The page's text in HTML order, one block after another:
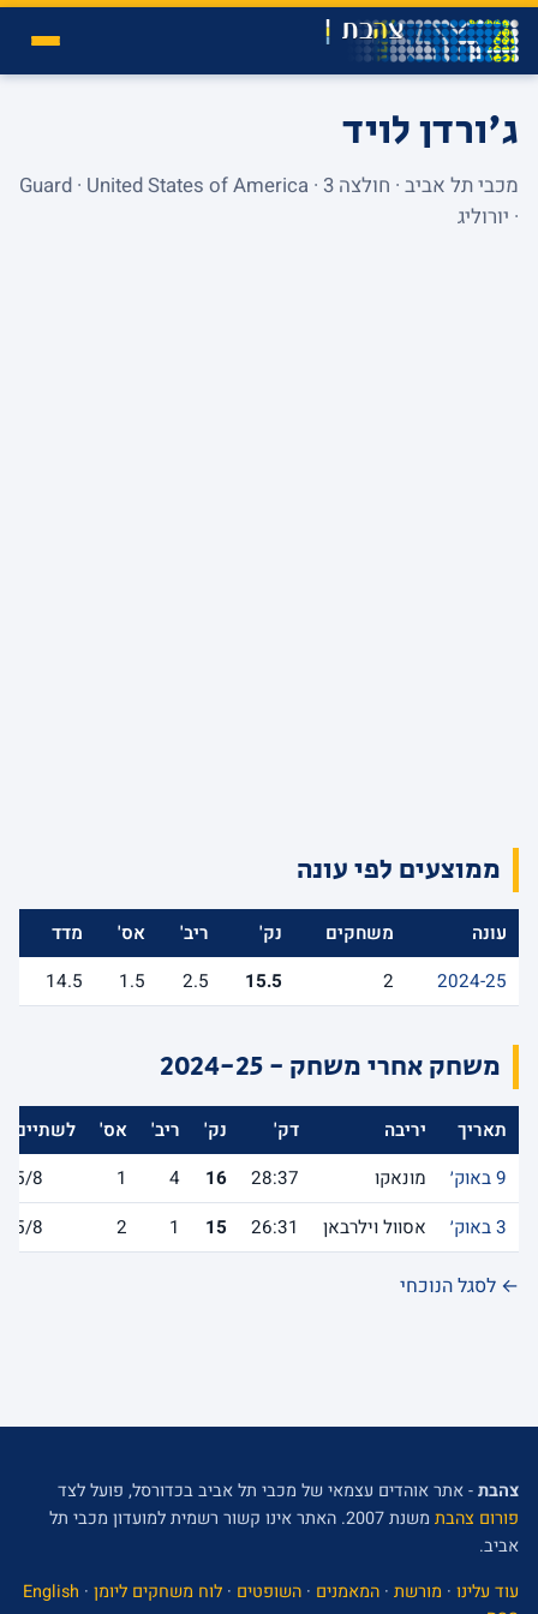
ג'ורדן לויד
מכבי תל אביב · חולצה 3 · Guard · United States of America
· יורוליג
ממוצעים לפי עונה
עונה משחקים נק' ריב' אס'
מדד
2024-25
2
15.5
2.5
1.5
14.5
משחק אחרי משחק - 2024-25
תאריך יריבה דק' נק' ריב' אס'
לשתיים
9 באוק׳
מונאקו 28:37
16
4
1
5/8
3 באוק׳
אסוול וילרבאן 26:31
15
1
2
5/8
← לסגל הנוכחי
צהבת- אתר אוהדים עצמאי של מכבי תל אביב בכדורסל, פועל לצד
פורום צהבת
משנת 2007. האתר אינו קשור רשמית למועדון מכבי תל
אביב.
עוד עלינו · מורשת · המאמנים · השופטים · לוח משחקים ליומן ·
English